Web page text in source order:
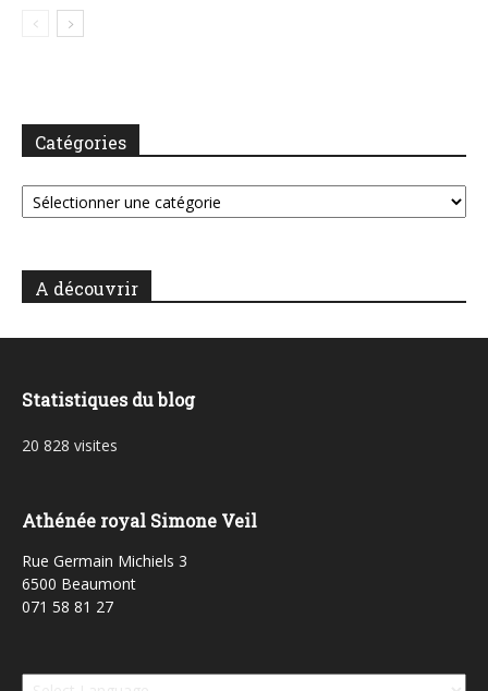
Catégories
Catégories
A découvrir
Statistiques du blog
20 828 visites
Athénée royal Simone Veil
Rue Germain Michiels 3
6500 Beaumont
071 58 81 27